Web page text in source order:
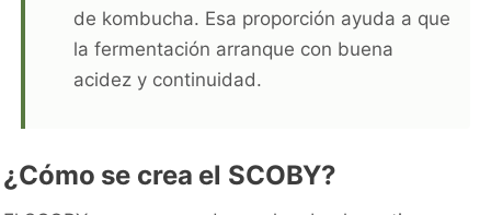
de kombucha. Esa proporción ayuda a que
la fermentación arranque con buena
acidez y continuidad.
¿Cómo se crea el SCOBY?